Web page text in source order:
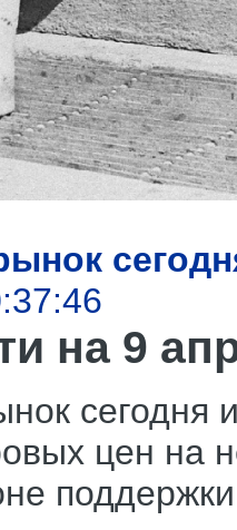
на 9
сегодня
цен на